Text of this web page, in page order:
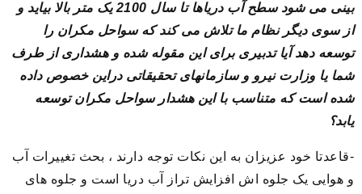
بینی می شود سطح آب دریاها تا سال 2100 یک متر بالا بیاید و
از سوی دیگر نظام ما تلاش می کند که سواحل مکران را
توسعه دهد آیا تدبیری برای این مقوله شده و هشداری از طرف
شما یا وزارت نیرو و سازمانهای تحقیقاتی دراین خصوص داده
شده است که متناسب با این هشدار سواحل مکران توسعه
یابد؟
-قاعدتا خود عزیزان به این نکات توجه دارند ، بحث تغییرات آب
و هوایی یک جلوه اش افزایش تراز آب دریا است و جلوه های